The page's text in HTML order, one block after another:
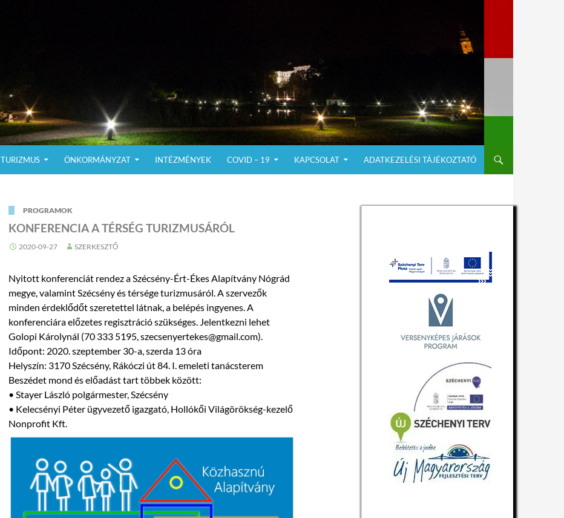
TURIZMUS ÖNKORMÁNYZAT INTÉZMÉNYEK COVID – 19 KAPCSOLAT ADATKEZELÉSI TÁJÉKOZTATÓ
PROGRAMOK
KONFERENCIA A TÉRSÉG TURIZMUSÁRÓL
2020-09-27 SZERKESZTŐ
Nyitott konferenciát rendez a Szécsény-Ért-Ékes Alapítvány Nógrád
megye, valamint Szécsény és térsége turizmusáról. A szervezők
minden érdeklődőt szeretettel látnak, a belépés ingyenes. A
konferenciára előzetes regisztráció szükséges. Jelentkezni lehet
Golopi Károlynál (70 333 5195, szecsenyertekes@gmail.com).
Időpont: 2020. szeptember 30-a, szerda 13 óra
Helyszín: 3170 Szécsény, Rákóczi út 84. I. emeleti tanácsterem
Beszédet mond és előadást tart többek között:
• Stayer László polgármester, Szécsény
• Kelecsényi Péter ügyvezető igazgató, Hollókői Világörökség-kezelő
Nonprofit Kft.